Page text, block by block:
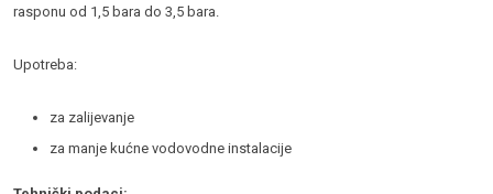
rasponu od 1,5 bara do 3,5 bara.
Upotreba:
za zalijevanje
za manje kućne vodovodne instalacije